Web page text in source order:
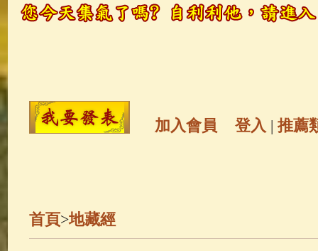
觀世音菩薩 (147) 聖救度佛母(
金山活佛
善財童子五十三參
加入會員 登入 | 推薦
首頁>地藏經